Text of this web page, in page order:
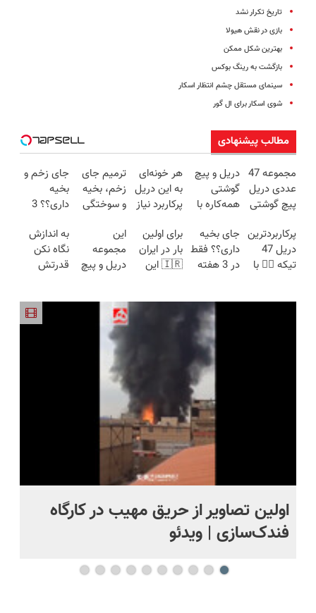
تاریخ تکرار نشد
بازی در نقش هیولا
بهترین شکل ممکن
بازگشت به رینگ بوکس
سینمای مستقل چشم انتظار اسکار
شوی اسکار برای ال گور
مطالب پیشنهادی
مجموعه 47
عددی دریل
پیچ گوشتی
(تخفیف به
مدت
محدود)
دریل و پیچ
گوشتی
همه‌کاره با
هوشمند ⚙️
(نصف
قیمت بازار
هر خونه‌ای
به این دریل
پرکاربرد نیاز
تخفیف بخر
😉👌🏻
ترمیم جای
زخم، بخیه
و سوختگی
هفته!!😍
جای زخم و
بخیه
داری؟؟ 3
محوش کن!
پرکاربردترین
دریل 47
تیکه 👈🏻 با
جای بخیه
داری؟؟ فقط
در 3 هفته
برای اولین
بار در ایران
🇮🇷 این
ساخت!
این
مجموعه
دریل و پیچ
نصف قیمت
بخر!😉
به اندازش
نگاه نکن
قدرتش
منزل+گارانتی
اولین تصاویر از حریق مهیب در کارگاه
فندک‌سازی | ویدئو